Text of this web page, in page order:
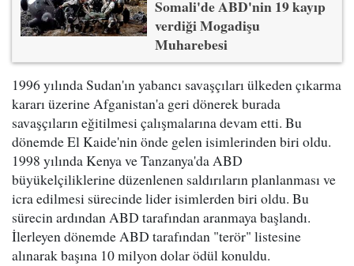
Somali'de ABD'nin 19 kayıp
verdiği Mogadişu
Muharebesi
1996 yılında Sudan'ın yabancı savaşçıları ülkeden çıkarma
kararı üzerine Afganistan'a geri dönerek burada
savaşçıların eğitilmesi çalışmalarına devam etti. Bu
dönemde El Kaide'nin önde gelen isimlerinden biri oldu.
1998 yılında Kenya ve Tanzanya'da ABD
büyükelçiliklerine düzenlenen saldırıların planlanması ve
icra edilmesi sürecinde lider isimlerden biri oldu. Bu
sürecin ardından ABD tarafından aranmaya başlandı.
İlerleyen dönemde ABD tarafından "terör" listesine
alınarak başına 10 milyon dolar ödül konuldu.